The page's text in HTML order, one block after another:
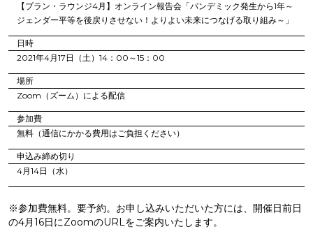
【プラン・ラウンジ4月】オンライン報告会「パンデミック発生から1年～
ジェンダー平等を後戻りさせない！よりよい未来につなげる取り組み～」
日時
2021年4月17日（土）14：00～15：00
場所
Zoom（ズーム）による配信
参加費
無料（通信にかかる費用はご負担ください）
申込み締め切り
4月14日（水）
※参加費無料。要予約。お申し込みいただいた方には、開催日前日
の4月16日にZoomのURLをご案内いたします。